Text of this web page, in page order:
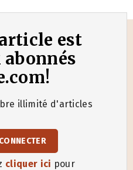
est
abonnés
illimité d'articles
cliquer ici pour